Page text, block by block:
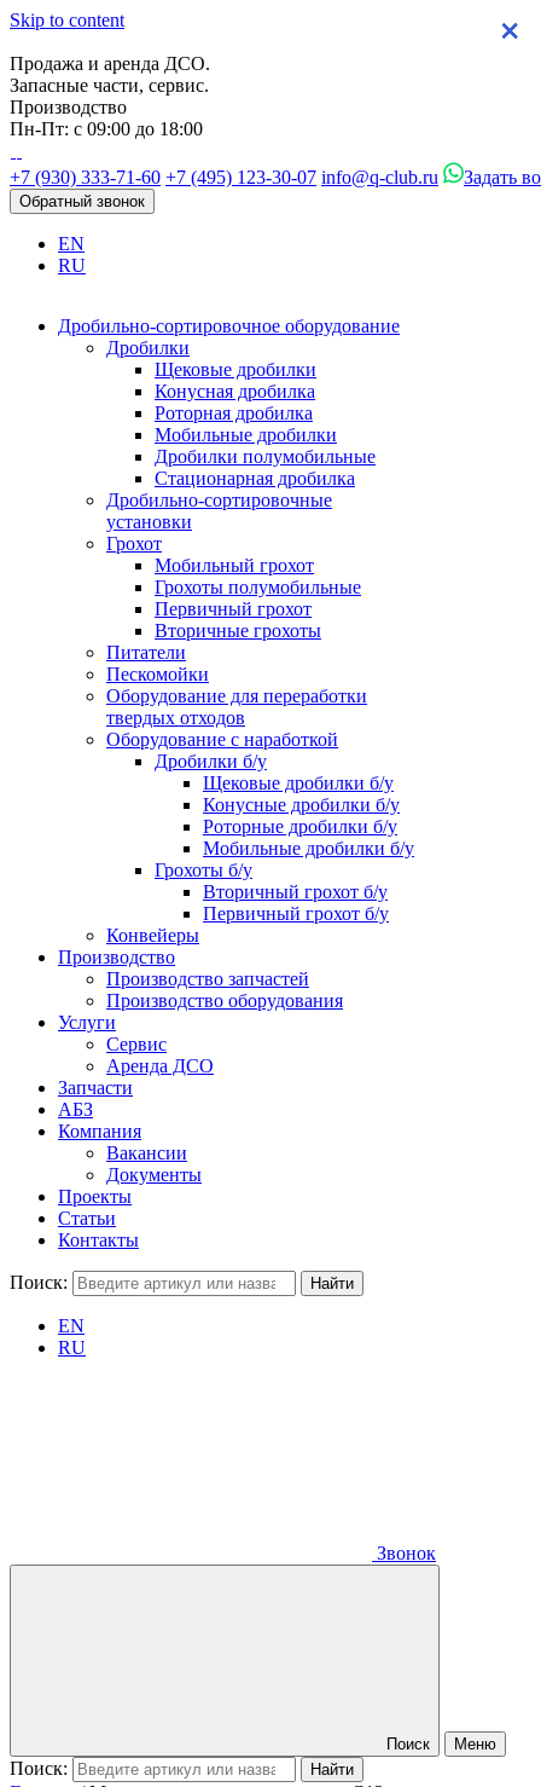
Skip to content
Продажа и аренда ДСО.
Запасные части, сервис.
Производство
Пн-Пт: с 09:00 до 18:00
+7 (930) 333-71-60 +7 (495) 123-30-07 info@q-club.ru Задать
Обратный звонок
EN
RU
Дробильно-сортировочное оборудование
Дробилки
Щековые дробилки
Конусная дробилка
Роторная дробилка
Мобильные дробилки
Дробилки полумобильные
Стационарная дробилка
Дробильно-сортировочные
установки
Грохот
Мобильный грохот
Грохоты полумобильные
Первичный грохот
Вторичные грохоты
Питатели
Пескомойки
Оборудование для переработки
твердых отходов
Оборудование с наработкой
Дробилки б/у
Щековые дробилки б/у
Конусные дробилки б/у
Роторные дробилки б/у
Мобильные дробилки б/у
Грохоты б/у
Вторичный грохот б/у
Первичный грохот б/у
Конвейеры
Производство
Производство запчастей
Производство оборудования
Услуги
Сервис
Аренда ДСО
Запчасти
АБЗ
Компания
Вакансии
Документы
Проекты
Статьи
Контакты
Поиск:
EN
RU
Звонок
Поиск Меню
Поиск:
×
×
×
×